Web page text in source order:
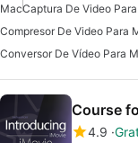
MacCaptura De Video
Compresor De Video Para
Conversor De Vídeo Para
Course
4.9